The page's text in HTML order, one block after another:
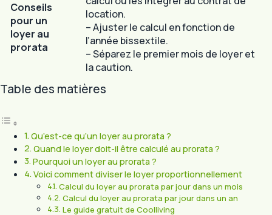
Conseils
pour un
loyer au
prorata
location.
– Ajuster le calcul en fonction de
l’année bissextile.
– Séparez le premier mois de loyer et
la caution.
Table des matières
Qu’est-ce qu’un loyer au prorata ?
Quand le loyer doit-il être calculé au prorata ?
Pourquoi un loyer au prorata ?
Voici comment diviser le loyer proportionnellement
Calcul du loyer au prorata par jour dans un mois
Calcul du loyer au prorata par jour dans un an
Le guide gratuit de Coolliving